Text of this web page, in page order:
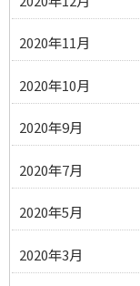
2020年11月
2020年10月
2020年9月
2020年7月
2020年5月
2020年3月